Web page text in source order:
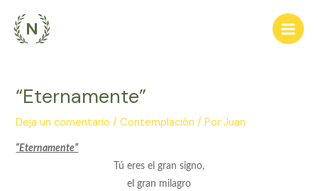
contenido
Main
“Eternamente”
Deja un comentario /Contemplación / PorJuan
“Eternamente”
Tú eres el gran signo,
el gran milagro